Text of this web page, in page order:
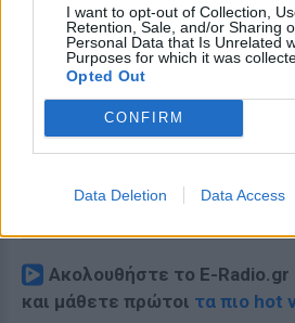
I want to opt-out of Collection,
Retention, Sale, and/or Sharing
Personal Data that Is Unrelated
Purposes for which it was
Opted Out
CONFIRM
Data Deletion Data Access
Ακολουθήστε το E-Radio.gr
και μάθετε πρώτοι τα πιο hot